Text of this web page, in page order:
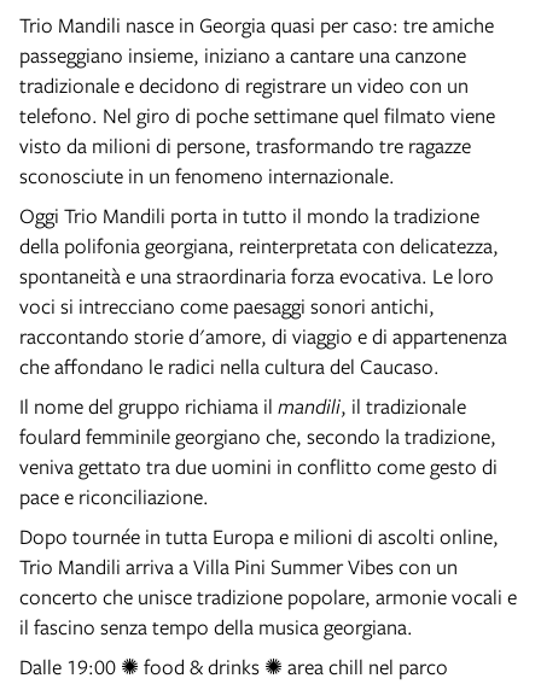
Trio Mandili nasce in Georgia quasi per caso: tre amiche
passeggiano insieme, iniziano a cantare una canzone
tradizionale e decidono di registrare un video con un
telefono. Nel giro di poche settimane quel filmato viene
visto da milioni di persone, trasformando tre ragazze
sconosciute in un fenomeno internazionale.
Oggi Trio Mandili porta in tutto il mondo la tradizione
della polifonia georgiana, reinterpretata con delicatezza,
spontaneità e una straordinaria forza evocativa. Le loro
voci si intrecciano come paesaggi sonori antichi,
raccontando storie d'amore, di viaggio e di appartenenza
che affondano le radici nella cultura del Caucaso.
Il nome del gruppo richiama il mandili, il tradizionale
foulard femminile georgiano che, secondo la tradizione,
veniva gettato tra due uomini in conflitto come gesto di
pace e riconciliazione.
Dopo tournée in tutta Europa e milioni di ascolti online,
Trio Mandili arriva a Villa Pini Summer Vibes con un
concerto che unisce tradizione popolare, armonie vocali e
il fascino senza tempo della musica georgiana.
Dalle 19:00 ✺ food & drinks ✺ area chill nel parco